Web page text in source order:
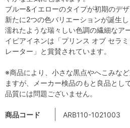
商品コード ARB110-1021003
ブルー&イエローのタイプが初期のデ
新たに2つの色バリエーションが誕生し
濡れたような瑞々しい色調の繊細なア
イピアイネンは「プリンス オブ セラ
レーター」と賞賛されています。
※商品により、小さな黒点やへこみな
ますが、メーカー検品のもと良品とし
品質には問題ございません。